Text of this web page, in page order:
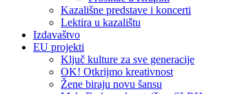
Kazališne predstave i koncerti
Lektira u kazalištu
Izdavaštvo
EU projekti
Ključ kulture za sve generacije
OK! Otkrijmo kreativnost
Žene biraju novu šansu